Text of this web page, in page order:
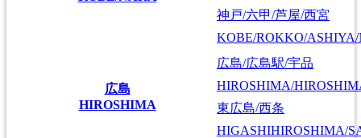
神戸/六甲/芦屋/西宮
KOBE/ROKKO/
広島
HIROSHIMA
広島/広島駅/宇品
HIROSHIMA/
東広島/西条
HIGASHIHIROSHIMA/